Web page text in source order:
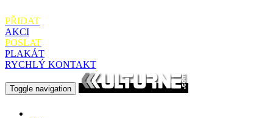
PŘIDAT
AKCI
POSLAT
PLAKÁT
RYCHLÝ KONTAKT
Toggle navigation